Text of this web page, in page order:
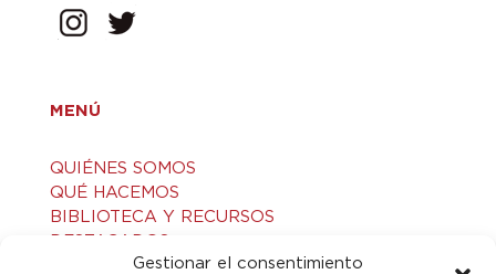
Gestionar el consentimiento
MENÚ
QUIÉNES SOMOS
QUÉ HACEMOS
BIBLIOTECA Y RECURSOS
DESTACADOS
ACTIVIDADES